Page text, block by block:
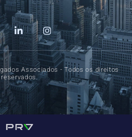
Associados - Todos os direitos
reservados.